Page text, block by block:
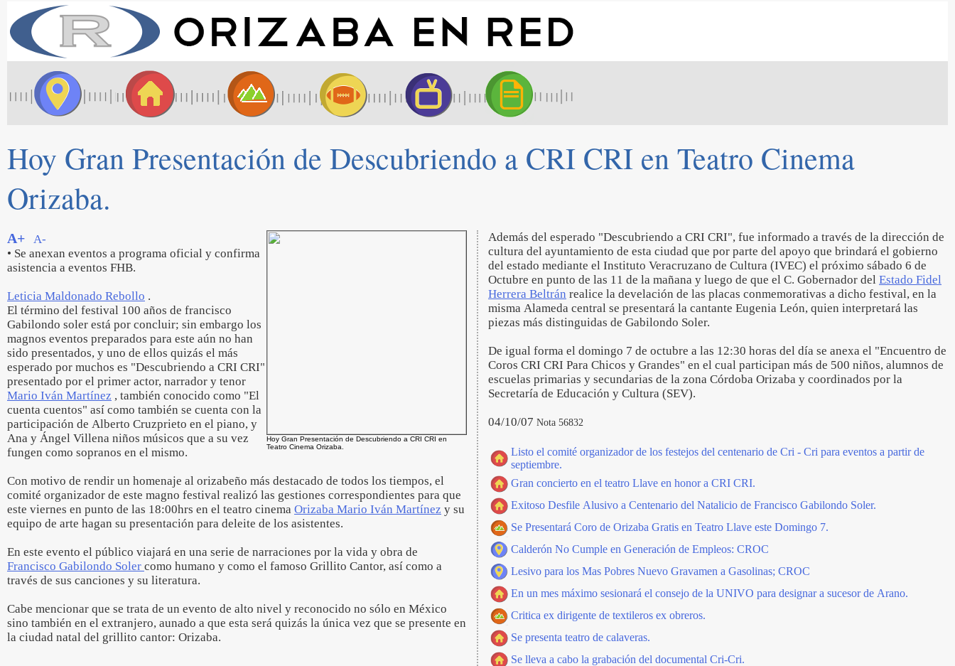
Hoy Gran Presentación de Descubriendo a CRI CRI en Teatro Cinema
Orizaba.
Hoy Gran Presentación de Descubriendo a CRI CRI en
Teatro Cinema Orizaba.
A+
A-
• Se anexan eventos a programa oficial y confirma
asistencia a eventos FHB.
Leticia Maldonado Rebollo .
El término del festival 100 años de francisco
Gabilondo soler está por concluir; sin embargo los
magnos eventos preparados para este aún no han
sido presentados, y uno de ellos quizás el más
esperado por muchos es "Descubriendo a CRI CRI"
presentado por el primer actor, narrador y tenor
Mario Iván Martínez , también conocido como "El
cuenta cuentos" así como también se cuenta con la
participación de Alberto Cruzprieto en el piano, y
Ana y Ángel Villena niños músicos que a su vez
fungen como sopranos en el mismo.
Con motivo de rendir un homenaje al orizabeño más destacado de todos los tiempos, el
comité organizador de este magno festival realizó las gestiones correspondientes para que
este viernes en punto de las 18:00hrs en el teatro cinema Orizaba Mario Iván Martínez y su
equipo de arte hagan su presentación para deleite de los asistentes.
En este evento el público viajará en una serie de narraciones por la vida y obra de
Francisco Gabilondo Soler como humano y como el famoso Grillito Cantor, así como a
través de sus canciones y su literatura.
Cabe mencionar que se trata de un evento de alto nivel y reconocido no sólo en México
sino también en el extranjero, aunado a que esta será quizás la única vez que se presente en
la ciudad natal del grillito cantor: Orizaba.
Además del esperado "Descubriendo a CRI CRI", fue informado a través de la dirección de
cultura del ayuntamiento de esta ciudad que por parte del apoyo que brindará el gobierno
del estado mediante el Instituto Veracruzano de Cultura (IVEC) el próximo sábado 6 de
Octubre en punto de las 11 de la mañana y luego de que el C. Gobernador del Estado Fidel
Herrera Beltrán realice la develación de las placas conmemorativas a dicho festival, en la
misma Alameda central se presentará la cantante Eugenia León, quien interpretará las
piezas más distinguidas de Gabilondo Soler.
De igual forma el domingo 7 de octubre a las 12:30 horas del día se anexa el "Encuentro de
Coros CRI CRI Para Chicos y Grandes" en el cual participan más de 500 niños, alumnos de
escuelas primarias y secundarias de la zona Córdoba Orizaba y coordinados por la
Secretaría de Educación y Cultura (SEV).
04/10/07 Nota 56832
Listo el comité organizador de los festejos del centenario de Cri - Cri para eventos a partir de
septiembre.
Gran concierto en el teatro Llave en honor a CRI CRI.
Exitoso Desfile Alusivo a Centenario del Natalicio de Francisco Gabilondo Soler.
Se Presentará Coro de Orizaba Gratis en Teatro Llave este Domingo 7.
Calderón No Cumple en Generación de Empleos: CROC
Lesivo para los Mas Pobres Nuevo Gravamen a Gasolinas; CROC
En un mes máximo sesionará el consejo de la UNIVO para designar a sucesor de Arano.
Critica ex dirigente de textileros ex obreros.
Se presenta teatro de calaveras.
Se lleva a cabo la grabación del documental Cri-Cri.